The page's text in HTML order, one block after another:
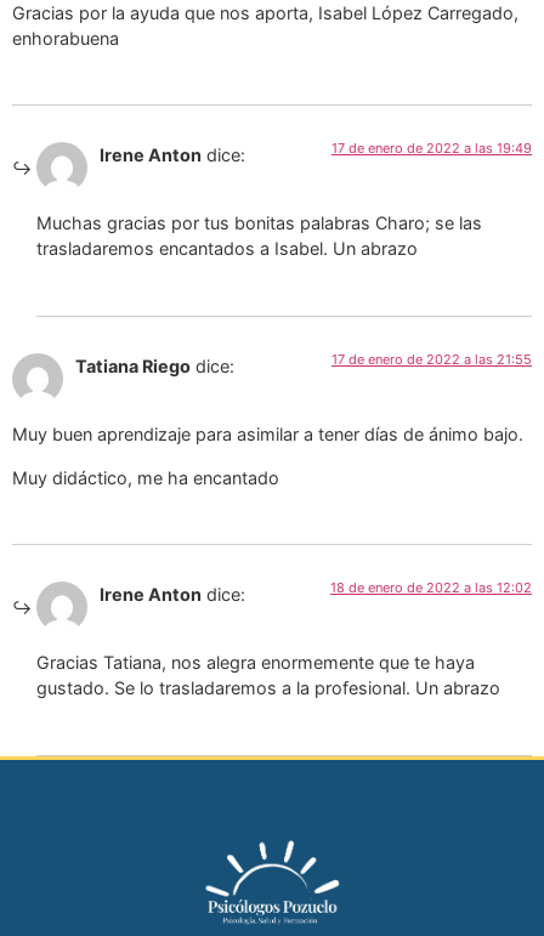
Gracias por la ayuda que nos aporta, Isabel López Carregado,
enhorabuena
Irene Anton dice: 17 de enero de 2022 a las 19:49
Muchas gracias por tus bonitas palabras Charo; se las
trasladaremos encantados a Isabel. Un abrazo
Tatiana Riego dice: 17 de enero de 2022 a las 21:55
Muy buen aprendizaje para asimilar a tener días de ánimo bajo.
Muy didáctico, me ha encantado
Irene Anton dice: 18 de enero de 2022 a las 12:02
Gracias Tatiana, nos alegra enormemente que te haya
gustado. Se lo trasladaremos a la profesional. Un abrazo